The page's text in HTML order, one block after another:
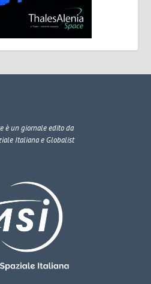
è un giornale edito da
Italiana e Globalist